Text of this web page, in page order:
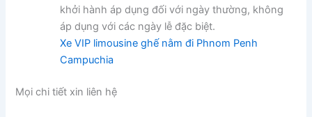
khởi hành áp dụng đối với ngày thường, không
áp dụng với các ngày lễ đặc biệt.
Xe VIP limousine ghế nằm đi Phnom Penh
Campuchia
Mọi chi tiết xin liên hệ